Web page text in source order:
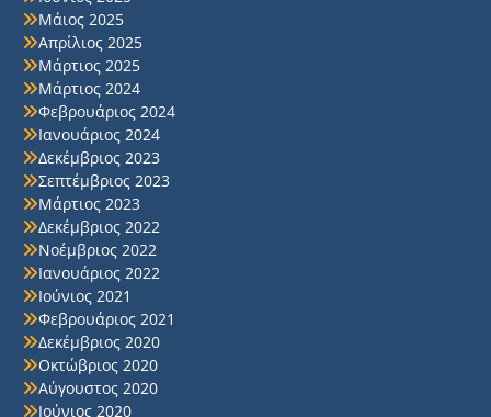
Μάιος 2025
Απρίλιος 2025
Μάρτιος 2025
Μάρτιος 2024
Φεβρουάριος 2024
Ιανουάριος 2024
Δεκέμβριος 2023
Σεπτέμβριος 2023
Μάρτιος 2023
Δεκέμβριος 2022
Νοέμβριος 2022
Ιανουάριος 2022
Ιούνιος 2021
Φεβρουάριος 2021
Δεκέμβριος 2020
Οκτώβριος 2020
Αύγουστος 2020
Ιούνιος 2020